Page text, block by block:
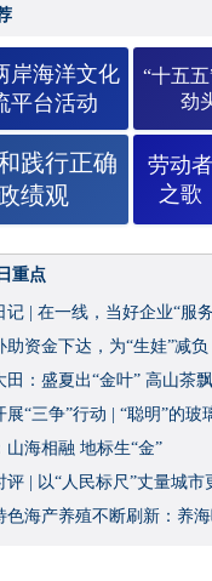
岸海洋文化
平台活动
“十五
劲
践行正确
绩观
劳动者
之歌
重点
记 | 在一线，当好企业“服
助资金下达，为“生娃”减负
田：盛夏出“金叶” 高山茶
展“三争”行动 | “聪明”的玻
山海相融 地标生“金”
评 | 以“人民标尺”丈量城市
色海产养殖不断刷新：养